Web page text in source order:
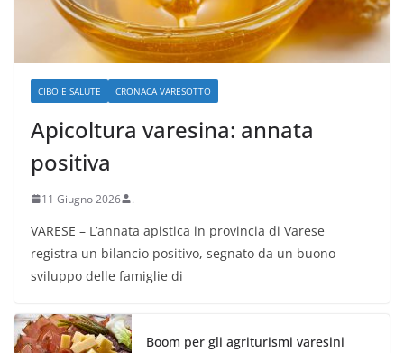
CIBO E SALUTE CRONACA VARESOTTO
Apicoltura varesina: annata
positiva
11 Giugno 2026 .
VARESE – L’annata apistica in provincia di Varese
registra un bilancio positivo, segnato da un buono
sviluppo delle famiglie di
Boom per gli agriturismi varesini